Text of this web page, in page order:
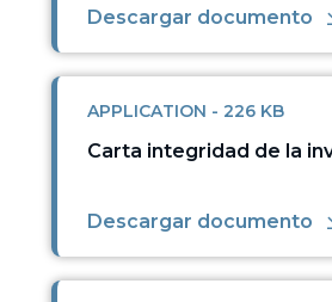
Descargar documento
APPLICATION - 226 KB
Carta integridad de la
Descargar documento